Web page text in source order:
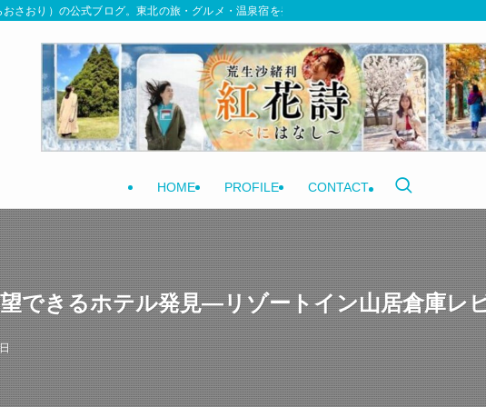
さおり）の公式ブログ。東北の旅・グルメ・温泉宿を発信しています | 紅花詩〜べにはなし〜
HOME PROFILE CONTACT
できるホテル発見—リゾートイン山居倉庫レ